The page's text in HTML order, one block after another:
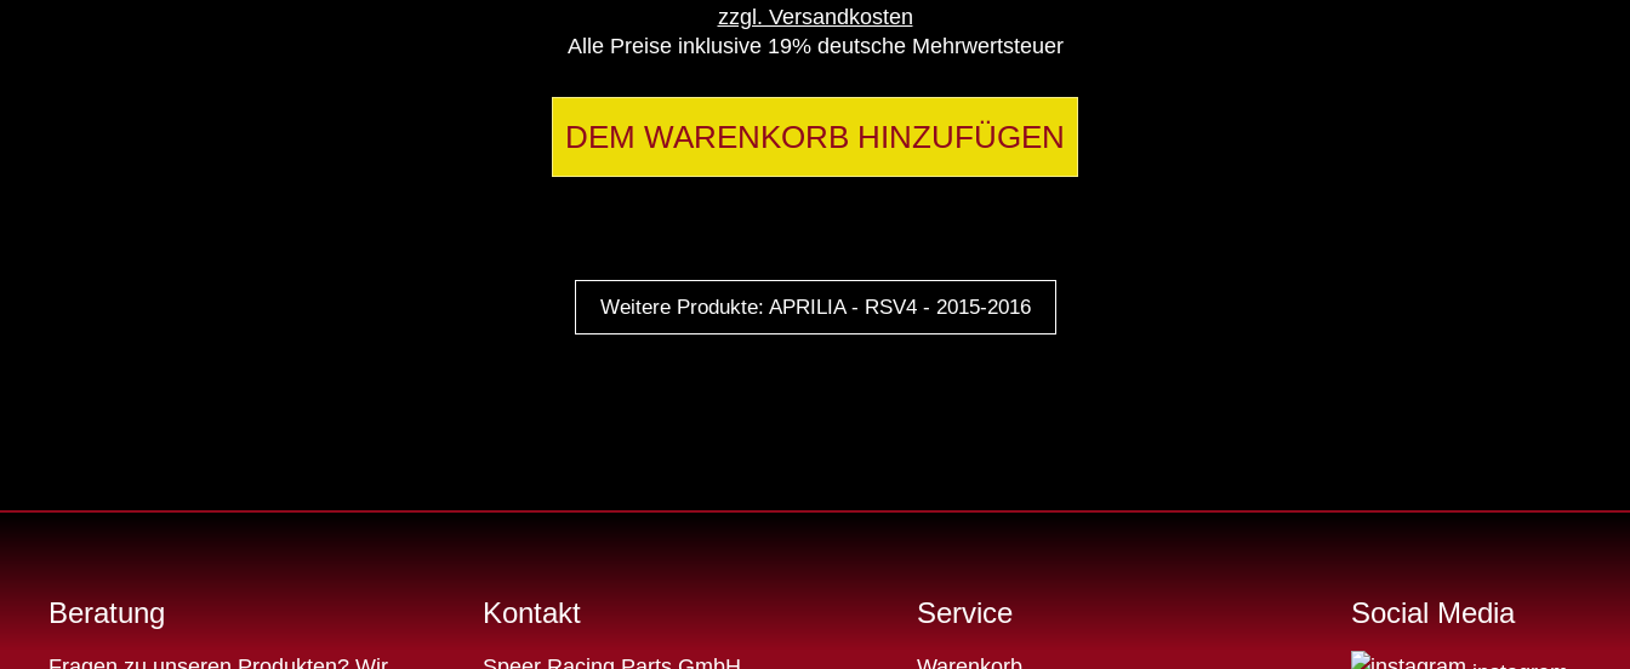
zzgl. Versandkosten
Alle Preise inklusive 19% deutsche Mehrwertsteuer
DEM WARENKORB HINZUFÜGEN
Weitere Produkte: APRILIA - RSV4 - 2015-2016
Beratung Kontakt Service Social Media